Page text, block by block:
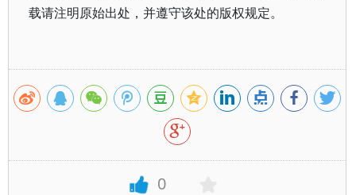
载请注明原始出处，并遵守该处的版权规定。
0